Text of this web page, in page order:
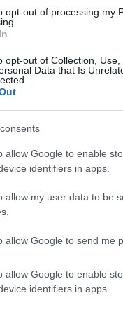
opt-out of processing my
opt-out of Collection,
Data that Is
allow Google to enable
identifiers in apps.
allow my user data to be
allow Google to send me
allow Google to enable
identifiers in apps.
και μάθετε πρώτοι